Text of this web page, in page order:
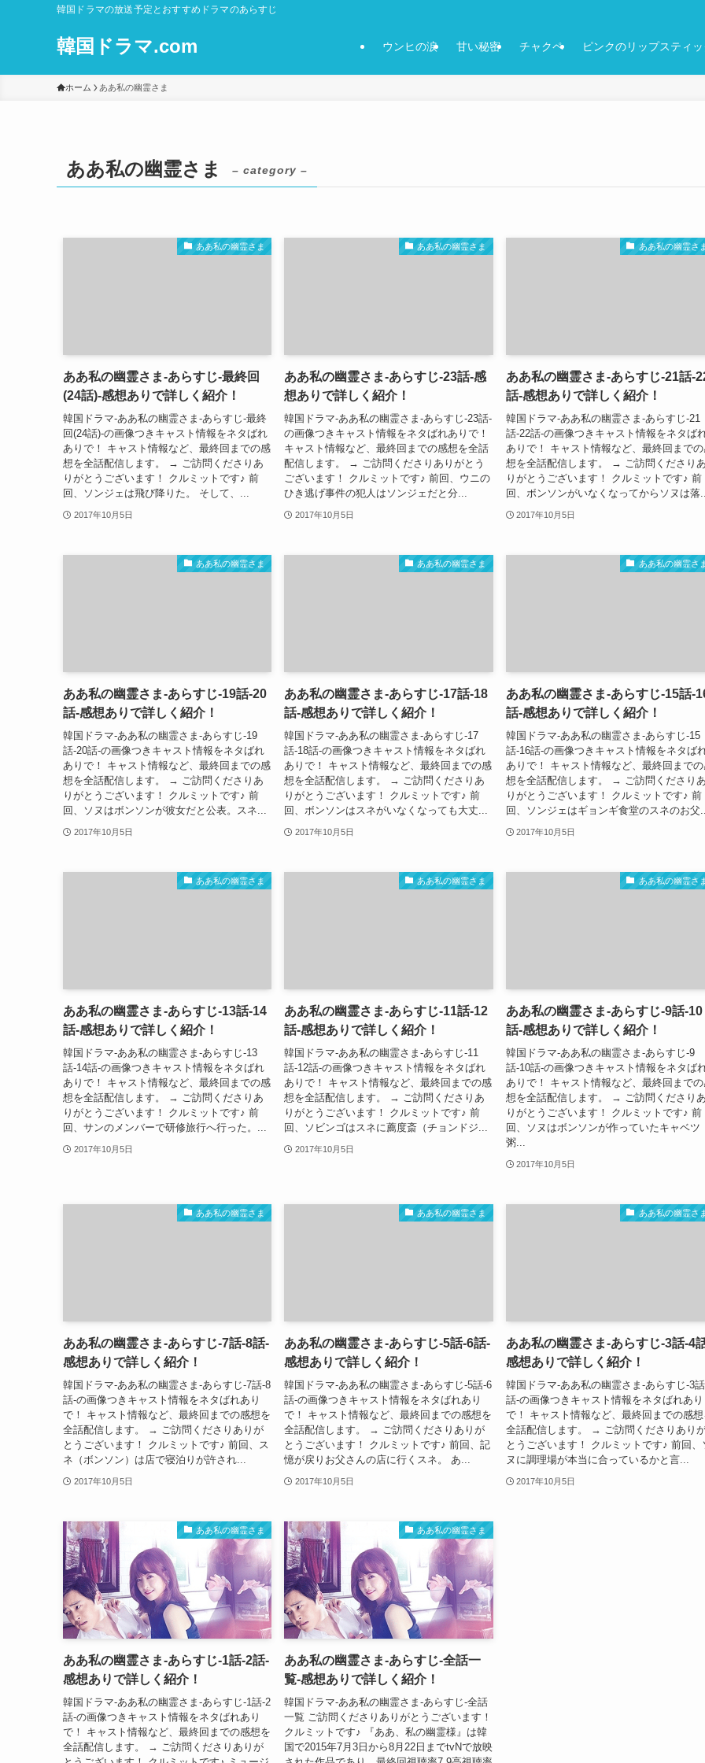
韓国ドラマの放送予定とおすすめドラマのあらすじ
韓国ドラマ.com ウンヒの涙 甘い秘密 チャクペ ピンクのリップスティ
ホーム ああ私の幽霊さま
ああ私の幽霊さま – category –
ああ私の幽霊さま
ああ私の幽霊さま-あらすじ-最終回
(24話)-感想ありで詳しく紹介！
韓国ドラマ-ああ私の幽霊さま-あらすじ-最終
回(24話)-の画像つきキャスト情報をネタばれ
ありで！ キャスト情報など、最終回までの感
想を全話配信します。 → ご訪問くださりあ
りがとうございます！ クルミットです♪ 前
回、ソンジェは飛び降りた。 そして、...
2017年10月5日
ああ私の幽霊さま
ああ私の幽霊さま-あらすじ-23話-感
想ありで詳しく紹介！
韓国ドラマ-ああ私の幽霊さま-あらすじ-23話-
の画像つきキャスト情報をネタばれありで！
キャスト情報など、最終回までの感想を全話
配信します。 → ご訪問くださりありがとう
ございます！ クルミットです♪ 前回、ウニの
ひき逃げ事件の犯人はソンジェだと分...
2017年10月5日
ああ私の幽霊さ
ああ私の幽霊さま-あらすじ-21話-
話-感想ありで詳しく紹介！
韓国ドラマ-ああ私の幽霊さま-あらすじ-21
話-22話-の画像つきキャスト情報をネタば
ありで！ キャスト情報など、最終回まで
想を全話配信します。 → ご訪問くださりあ
りがとうございます！ クルミットです♪ 前
回、ボンソンがいなくなってからソヌは落...
2017年10月5日
ああ私の幽霊さま
ああ私の幽霊さま-あらすじ-19話-20
話-感想ありで詳しく紹介！
韓国ドラマ-ああ私の幽霊さま-あらすじ-19
話-20話-の画像つきキャスト情報をネタばれ
ありで！ キャスト情報など、最終回までの感
想を全話配信します。 → ご訪問くださりあ
りがとうございます！ クルミットです♪ 前
回、ソヌはボンソンが彼女だと公表。スネ...
2017年10月5日
ああ私の幽霊さま
ああ私の幽霊さま-あらすじ-17話-18
話-感想ありで詳しく紹介！
韓国ドラマ-ああ私の幽霊さま-あらすじ-17
話-18話-の画像つきキャスト情報をネタばれ
ありで！ キャスト情報など、最終回までの感
想を全話配信します。 → ご訪問くださりあ
りがとうございます！ クルミットです♪ 前
回、ボンソンはスネがいなくなっても大丈...
2017年10月5日
ああ私の幽霊さ
ああ私の幽霊さま-あらすじ-15話-
話-感想ありで詳しく紹介！
韓国ドラマ-ああ私の幽霊さま-あらすじ-15
話-16話-の画像つきキャスト情報をネタば
ありで！ キャスト情報など、最終回まで
想を全話配信します。 → ご訪問くださりあ
りがとうございます！ クルミットです♪ 前
回、ソンジェはギョンギ食堂のスネのお父...
2017年10月5日
ああ私の幽霊さま
ああ私の幽霊さま-あらすじ-13話-14
話-感想ありで詳しく紹介！
韓国ドラマ-ああ私の幽霊さま-あらすじ-13
話-14話-の画像つきキャスト情報をネタばれ
ありで！ キャスト情報など、最終回までの感
想を全話配信します。 → ご訪問くださりあ
りがとうございます！ クルミットです♪ 前
回、サンのメンバーで研修旅行へ行った。...
2017年10月5日
ああ私の幽霊さま
ああ私の幽霊さま-あらすじ-11話-12
話-感想ありで詳しく紹介！
韓国ドラマ-ああ私の幽霊さま-あらすじ-11
話-12話-の画像つきキャスト情報をネタばれ
ありで！ キャスト情報など、最終回までの感
想を全話配信します。 → ご訪問くださりあ
りがとうございます！ クルミットです♪ 前
回、ソビンゴはスネに薦度斎（チョンドジ...
2017年10月5日
ああ私の幽霊さ
ああ私の幽霊さま-あらすじ-9話-10
話-感想ありで詳しく紹介！
韓国ドラマ-ああ私の幽霊さま-あらすじ-9
話-10話-の画像つきキャスト情報をネタば
ありで！ キャスト情報など、最終回まで
想を全話配信します。 → ご訪問くださりあ
りがとうございます！ クルミットです♪ 前
回、ソヌはボンソンが作っていたキャベツ
粥...
2017年10月5日
ああ私の幽霊さま
ああ私の幽霊さま-あらすじ-7話-8話-
感想ありで詳しく紹介！
韓国ドラマ-ああ私の幽霊さま-あらすじ-7話-8
話-の画像つきキャスト情報をネタばれあり
で！ キャスト情報など、最終回までの感想を
全話配信します。 → ご訪問くださりありが
とうございます！ クルミットです♪ 前回、ス
ネ（ボンソン）は店で寝泊りが許され...
2017年10月5日
ああ私の幽霊さま
ああ私の幽霊さま-あらすじ-5話-6話-
感想ありで詳しく紹介！
韓国ドラマ-ああ私の幽霊さま-あらすじ-5話-6
話-の画像つきキャスト情報をネタばれあり
で！ キャスト情報など、最終回までの感想を
全話配信します。 → ご訪問くださりありが
とうございます！ クルミットです♪ 前回、記
憶が戻りお父さんの店に行くスネ。 あ...
2017年10月5日
ああ私の幽霊さ
ああ私の幽霊さま-あらすじ-3話-4
感想ありで詳しく紹介！
韓国ドラマ-ああ私の幽霊さま-あらすじ-3
話-の画像つきキャスト情報をネタばれあり
で！ キャスト情報など、最終回までの感想
全話配信します。 → ご訪問くださりあり
とうございます！ クルミットです♪ 前回、
ヌに調理場が本当に合っているかと言...
2017年10月5日
ああ私の幽霊さま
ああ私の幽霊さま-あらすじ-1話-2話-
感想ありで詳しく紹介！
韓国ドラマ-ああ私の幽霊さま-あらすじ-1話-2
話-の画像つきキャスト情報をネタばれあり
で！ キャスト情報など、最終回までの感想を
全話配信します。 → ご訪問くださりありが
ああ私の幽霊さま
ああ私の幽霊さま-あらすじ-全話一
覧-感想ありで詳しく紹介！
韓国ドラマ-ああ私の幽霊さま-あらすじ-全話
一覧 ご訪問くださりありがとうございます！
クルミットです♪ 『ああ、私の幽霊様』は韓
国で2015年7月3日から8月22日までtvNで放映